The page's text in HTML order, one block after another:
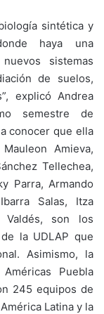
sintética y
haya una
sistemas
de suelos,
explicó Andrea
semestre de
conocer que ella
Amieva,
Tellechea,
Parra, Armando
Salas, Itza
Valdés, son los
la UDLAP que
Asimismo, la
Puebla
245 equipos de
Latina y la